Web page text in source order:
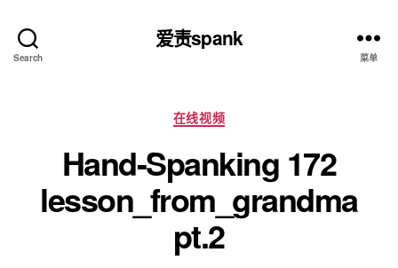
Search
爱责spank
菜单
分
类
在线视频
Hand-Spanking 172
lesson_from_grandma
pt.2